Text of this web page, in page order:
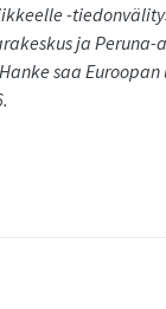
-
ja Peruna-
saa Euroopan